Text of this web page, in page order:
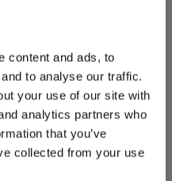
content and ads, to
to analyse our traffic.
your use of our site with
analytics partners who
that you’ve
collected from your use
av maskiner med